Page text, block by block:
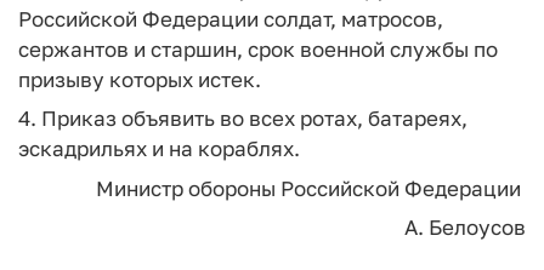
Российской Федерации солдат, матросов,
сержантов и старшин, срок военной службы по
призыву которых истек.
4. Приказ объявить во всех ротах, батареях,
эскадрильях и на кораблях.
Министр обороны Российской Федерации
А. Белоусов